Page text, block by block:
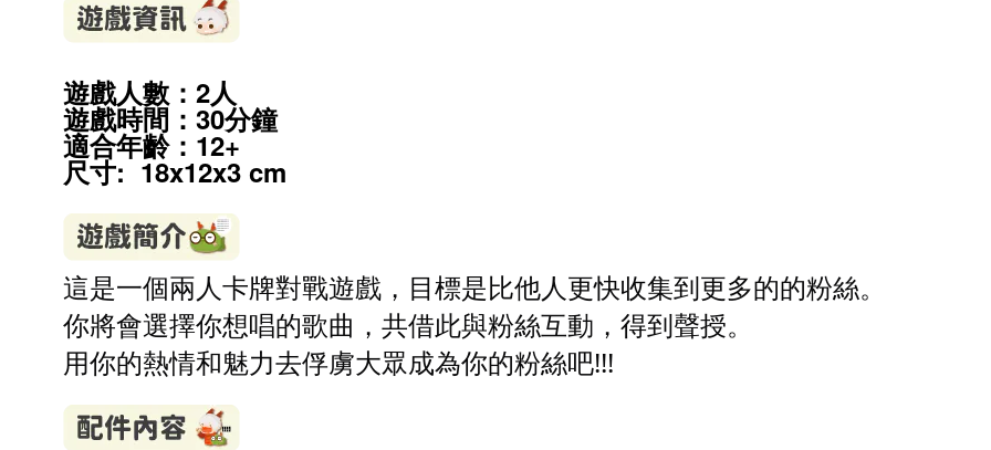
遊戲人數：2人
遊戲時間：30分鐘
適合年齡：12+
尺寸: 18x12x3 cm
這是一個兩人卡牌對戰遊戲，目標是比他人更快收集到更多的的粉絲。
你將會選擇你想唱的歌曲，共借此與粉絲互動，得到聲授。
用你的熱情和魅力去俘虜大眾成為你的粉絲吧!!!